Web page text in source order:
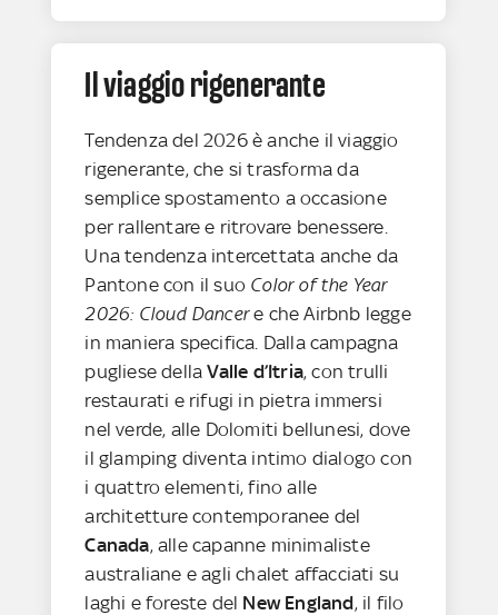
Il viaggio rigenerante
Tendenza del 2026 è anche il viaggio
rigenerante, che si trasforma da
semplice spostamento a occasione
per rallentare e ritrovare benessere.
Una tendenza intercettata anche da
Pantone con il suo Color of the Year
2026: Cloud Dancere che Airbnb legge
in maniera specifica. Dalla campagna
pugliese dellaValle d’Itria, con trulli
restaurati e rifugi in pietra immersi
nel verde, alle Dolomiti bellunesi, dove
il glamping diventa intimo dialogo con
i quattro elementi, fino alle
architetture contemporanee del
Canada, alle capanne minimaliste
australiane e agli chalet affacciati su
laghi e foreste del New England, il filo